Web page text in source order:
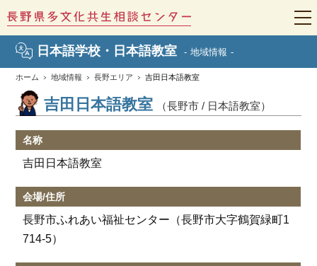
t
日本語学校・日本語教室 地域情報
ホーム 地域情報 長野エリア 吉田日本語教室
吉田日本語教室 （長野市 / 日本語教室）
名称
吉田日本語教室
会場/住所
長野市ふれあい福祉センター（長野市大字鶴賀緑町1
714-5）